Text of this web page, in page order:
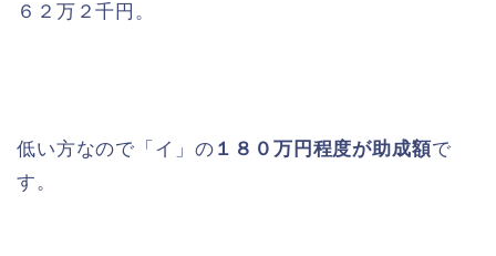
６２万２千円。
低い方なので「イ」の １８０万円程度が助成額で
す。